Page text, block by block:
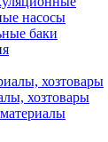
насосы
баки
хозтовары